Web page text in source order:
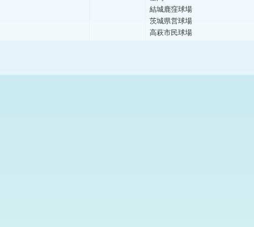
結城鹿窪球場
茨城県営球場
高萩市民球場